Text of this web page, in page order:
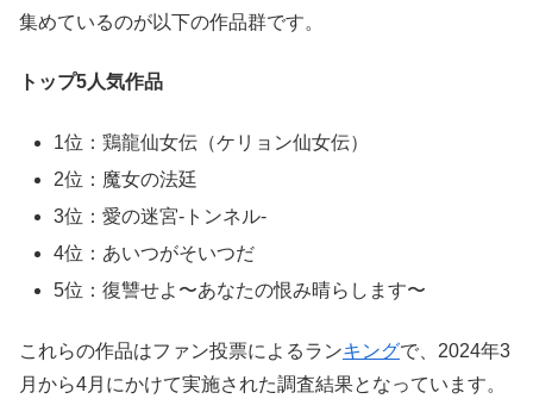
集めているのが以下の作品群です。
トップ5人気作品
1位：鶏龍仙女伝（ケリョン仙女伝）
2位：魔女の法廷
3位：愛の迷宮-トンネル-
4位：あいつがそいつだ
5位：復讐せよ〜あなたの恨み晴らします〜
これらの作品はファン投票によるランキングで、2024年3
月から4月にかけて実施された調査結果となっています。